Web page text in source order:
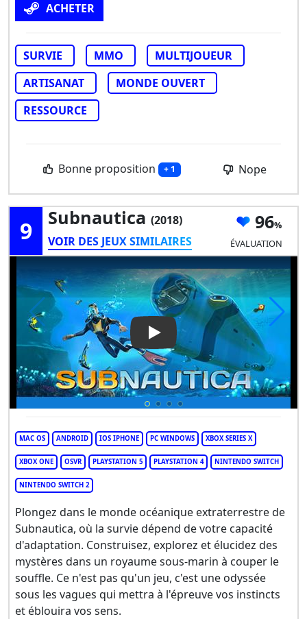
ACHETER
SURVIE MMO
MULTIJOUEUR
ARTISANAT
MONDE OUVERT
RESSOURCE
Bonne proposition + 1 Nope
9 Subnautica (2018)
VOIR DES JEUX SIMILAIRES
96
ÉVALUATION
Play Video: Subnautica
MAC OS ANDROID IOS IPHONE PC WINDOWS XBOX SERIES X
XBOX ONE OSVR PLAYSTATION 5 PLAYSTATION 4 NINTENDO SWITCH
NINTENDO SWITCH 2
Plongez dans le monde océanique extraterrestre de
Subnautica, où la survie dépend de votre capacité
d'adaptation. Construisez, explorez et élucidez des
mystères dans un royaume sous-marin à couper le
souffle. Ce n'est pas qu'un jeu, c'est une odyssée
sous les vagues qui mettra à l'épreuve vos instincts
et éblouira vos sens.